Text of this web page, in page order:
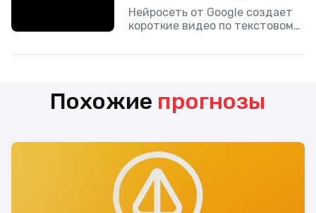
Нейросеть от Google создает
короткие видео по текстовому
Похожие прогнозы